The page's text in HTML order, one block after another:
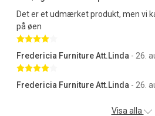
Det er et udmærket produkt, men vi
på øen
Fredericia Furniture Att.Linda - 26.
Fredericia Furniture Att.Linda - 26.
Visa alla